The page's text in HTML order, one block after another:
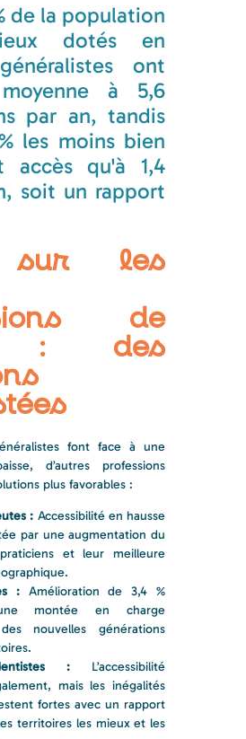
de la population
dotés en
ont
à 5,6
par an, tandis
les moins bien
accès qu'à 1,4
soit un rapport
sur les
de
: des
font face à une
d’autres professions
plus favorables :
: Accessibilité en hausse
par une augmentation du
et leur meilleure
:Amélioration de 3,4 %
montée en charge
nouvelles générations
: L’accessibilité
mais les inégalités
fortes avec un rapport
territoires les mieux et les